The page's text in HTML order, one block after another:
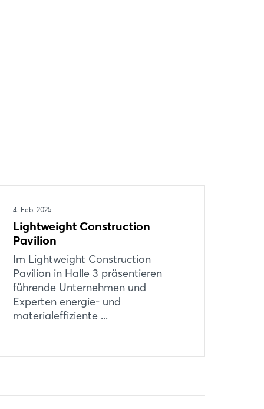
4. Feb. 2025
Lightweight Construction
Pavilion
Im Lightweight Construction
Pavilion in Halle 3 präsentieren
führende Unternehmen und
Experten energie- und
materialeffiziente ...